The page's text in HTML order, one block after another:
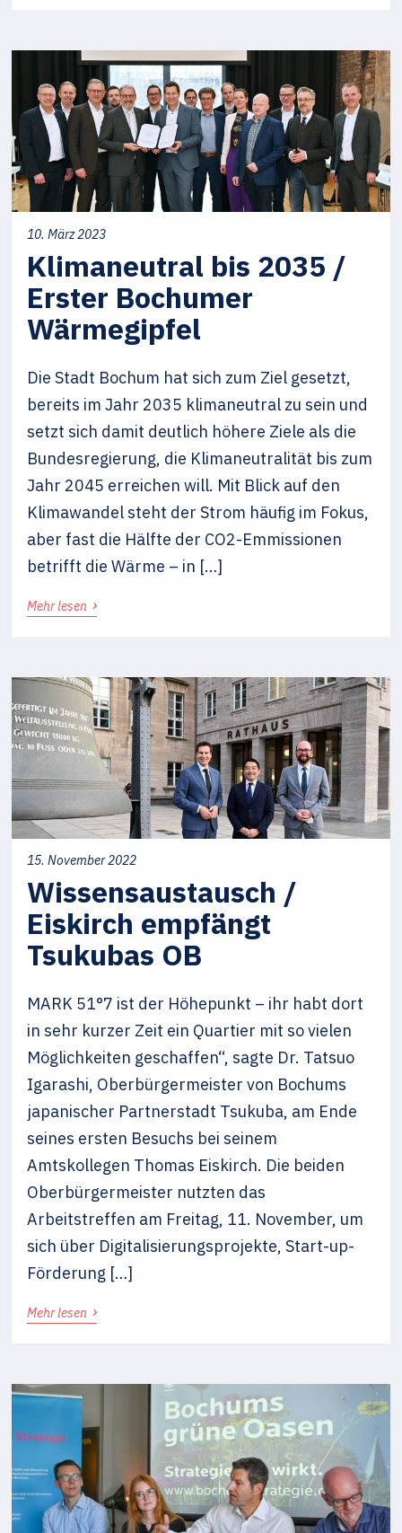
10. März 2023
Klimaneutral bis 2035 /
Erster Bochumer
Wärmegipfel
Die Stadt Bochum hat sich zum Ziel gesetzt,
bereits im Jahr 2035 klimaneutral zu sein und
setzt sich damit deutlich höhere Ziele als die
Bundesregierung, die Klimaneutralität bis zum
Jahr 2045 erreichen will. Mit Blick auf den
Klimawandel steht der Strom häufig im Fokus,
aber fast die Hälfte der CO2-Emmissionen
betrifft die Wärme – in […]
Mehr lesen ›
15. November 2022
Wissensaustausch /
Eiskirch empfängt
Tsukubas OB
MARK 51°7 ist der Höhepunkt – ihr habt dort
in sehr kurzer Zeit ein Quartier mit so vielen
Möglichkeiten geschaffen“, sagte Dr. Tatsuo
Igarashi, Oberbürgermeister von Bochums
japanischer Partnerstadt Tsukuba, am Ende
seines ersten Besuchs bei seinem
Amtskollegen Thomas Eiskirch. Die beiden
Oberbürgermeister nutzten das
Arbeitstreffen am Freitag, 11. November, um
sich über Digitalisierungsprojekte, Start-up-
Förderung […]
Mehr lesen ›